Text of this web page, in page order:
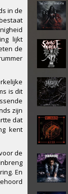
in de
lijkt
de
is dit
zijn
dat
kent
de
En